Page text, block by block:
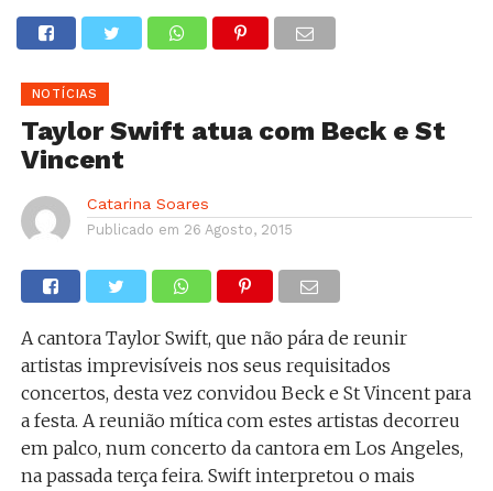
NOTÍCIAS
Taylor Swift atua com Beck e St
Vincent
Catarina Soares
Publicado em 26 Agosto, 2015
A cantora Taylor Swift, que não pára de reunir
artistas imprevisíveis nos seus requisitados
concertos, desta vez convidou Beck e St Vincent para
a festa. A reunião mítica com estes artistas decorreu
em palco, num concerto da cantora em Los Angeles,
na passada terça feira. Swift interpretou o mais